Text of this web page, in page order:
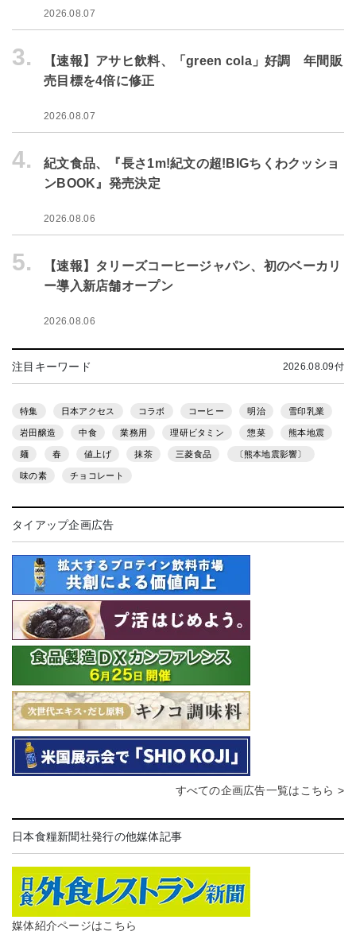
2026.08.07
3.
【速報】アサヒ飲料、「green cola」好調 年間販
売目標を4倍に修正
2026.08.07
4.
紀文食品、『長さ1m!紀文の超!BIGちくわクッショ
ンBOOK』発売決定
2026.08.06
5.
【速報】タリーズコーヒージャパン、初のベーカリ
ー導入新店舗オープン
2026.08.06
注目キーワード 2026.08.09付
特集 日本アクセス コラボ コーヒー 明治 雪印乳業
岩田醸造 中食 業務用 理研ビタミン 惣菜 熊本地震
麺 春 値上げ 抹茶 三菱食品 〔熊本地震影響〕
味の素 チョコレート
タイアップ企画広告
すべての企画広告一覧はこちら >
日本食糧新聞社発行の他媒体記事
媒体紹介ページはこちら